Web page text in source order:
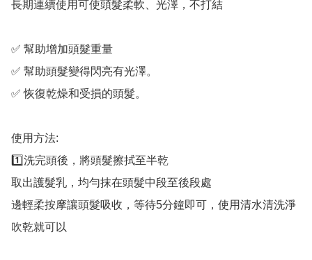
長期連續使用可使頭髮柔軟、光澤，不打結
✅ 幫助增加頭髮重量
✅ 幫助頭髮變得閃亮有光澤。
✅ 恢復乾燥和受損的頭髮。
使用方法:
1️⃣洗完頭後，將頭髮擦拭至半乾
取出護髮乳，均勻抹在頭髮中段至後段處
邊輕柔按摩讓頭髮吸收，等待5分鐘即可，使用清水清洗淨
吹乾就可以